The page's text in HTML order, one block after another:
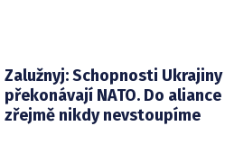
Zalužnyj: Schopnosti Ukrajiny
překonávají NATO. Do aliance
zřejmě nikdy nevstoupíme